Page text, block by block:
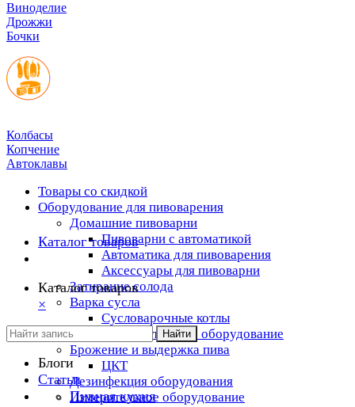
Виноделие
Дрожжи
Бочки
Колбасы
Копчение
Автоклавы
Товары со скидкой
Оборудование для пивоварения
Домашние пивоварни
Пивоварни с автоматикой
Автоматика для пивоварения
Аксессуары для пивоварни
Затирание солода
Варка сусла
Cусловарочные котлы
Дополнительное оборудование
Брожение и выдержка пива
ЦКТ
Дезинфекция оборудования
Измерительное оборудование
Каталог товаров
Каталог товаров
×
Найти
Блоги
Статьи
Пивная кухня